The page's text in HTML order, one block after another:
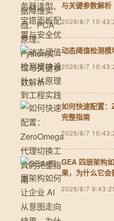
与关键参数解析
2026/8/7
动态阈值检测
2026/8/7
如何快速配置
完整指南
2026/8/7
GEA 四层架构
果，为什么它
2026/8/7